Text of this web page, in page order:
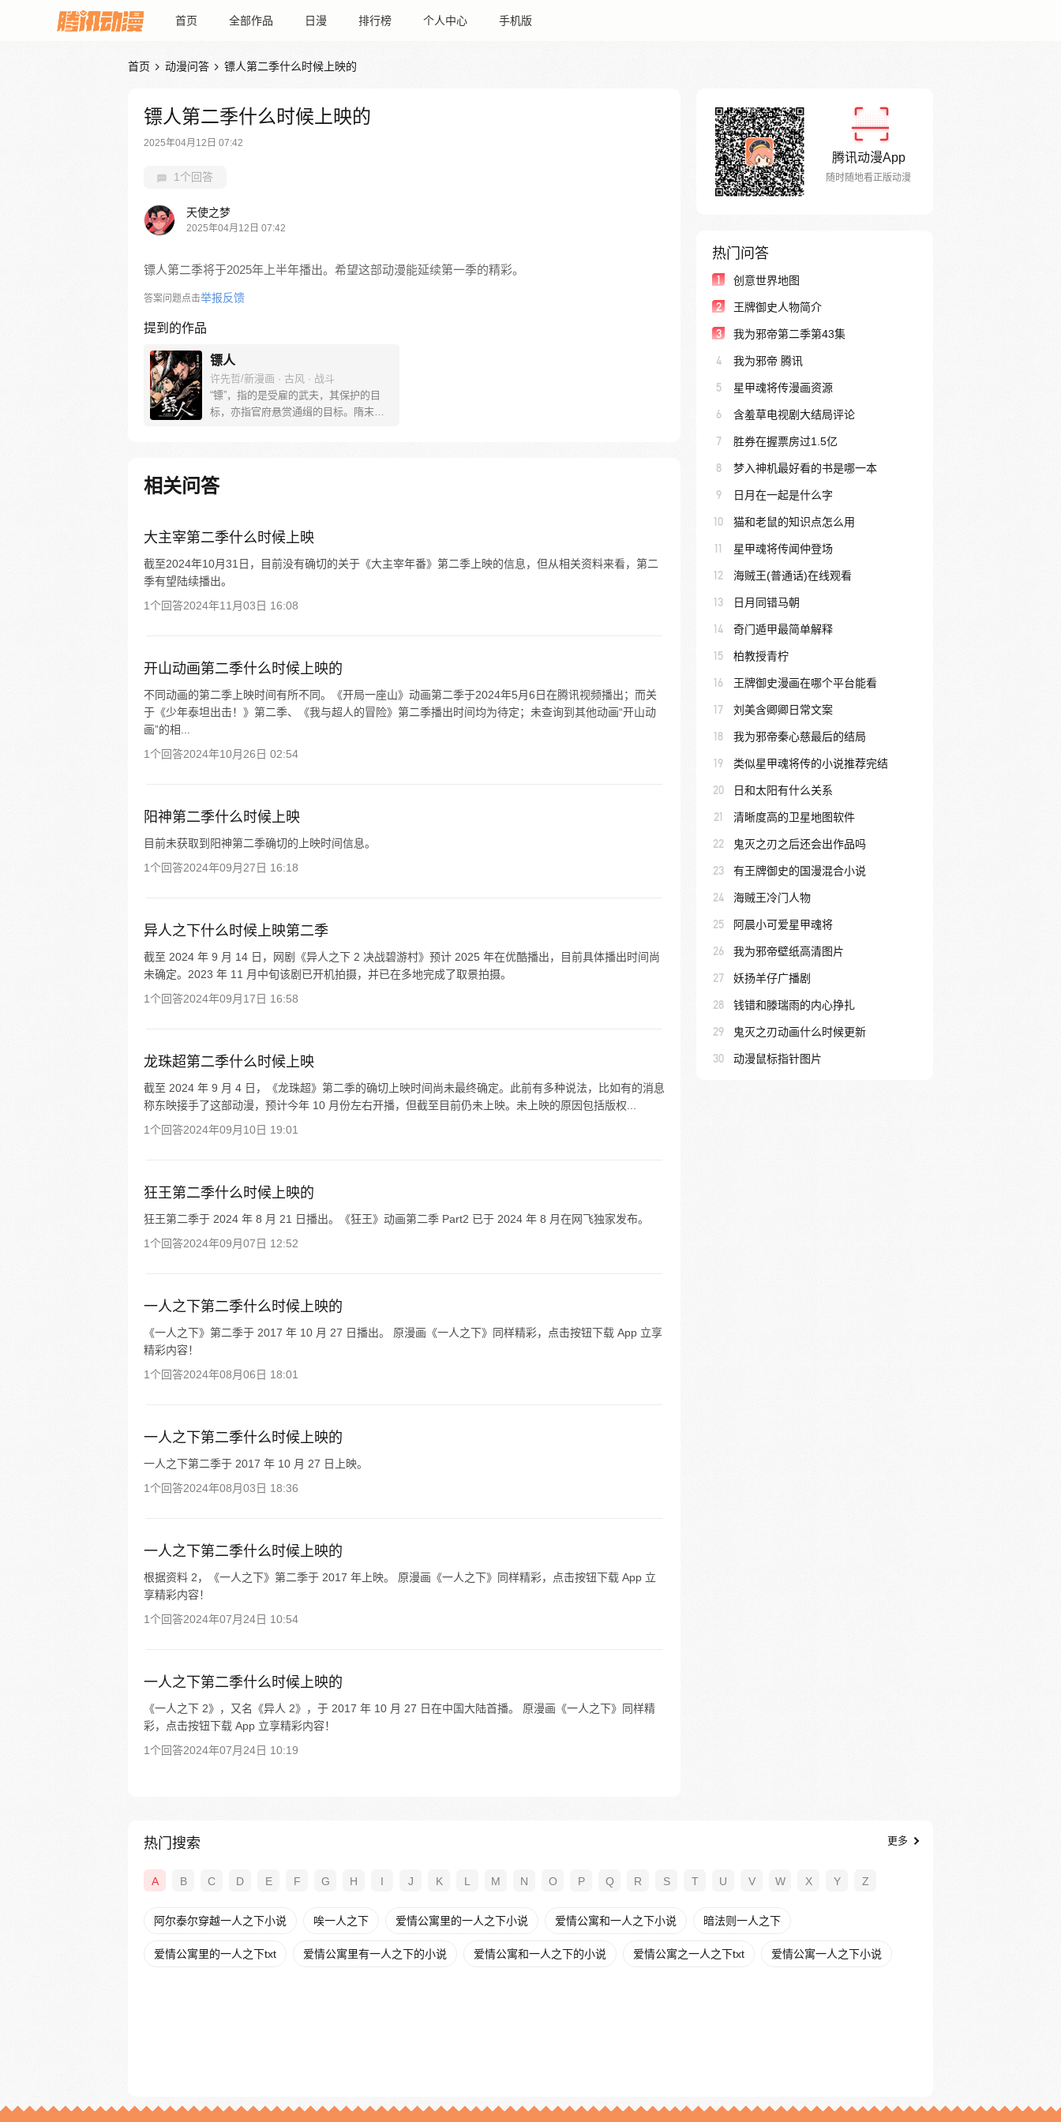
首页 全部作品 日漫 排行榜 个人中心 手机版
首页  动漫问答  镖人第二季什么时候上映的
镖人第二季什么时候上映的
2025年04月12日 07:42
1个回答
天使之梦
2025年04月12日 07:42
镖人第二季将于2025年上半年播出。希望这部动漫能延续第一季的精彩。
答案问题点击举报反馈
提到的作品
镖人
许先哲/新漫画 · 古风 · 战斗
“镖”，指的是受雇的武夫，其保护的目
标，亦指官府悬赏通缉的目标。隋末民
相关问答
大主宰第二季什么时候上映
截至2024年10月31日，目前没有确切的关于《大主宰年番》第二季上映的信息，但从相关资料来看，第二
季有望陆续播出。
1个回答2024年11月03日 16:08
开山动画第二季什么时候上映的
不同动画的第二季上映时间有所不同。《开局一座山》动画第二季于2024年5月6日在腾讯视频播出；而关
于《少年泰坦出击！》第二季、《我与超人的冒险》第二季播出时间均为待定；未查询到其他动画“开山动
画”的相...
1个回答2024年10月26日 02:54
阳神第二季什么时候上映
目前未获取到阳神第二季确切的上映时间信息。
1个回答2024年09月27日 16:18
异人之下什么时候上映第二季
截至 2024 年 9 月 14 日，网剧《异人之下 2 决战碧游村》预计 2025 年在优酷播出，目前具体播出时间尚
未确定。2023 年 11 月中旬该剧已开机拍摄，并已在多地完成了取景拍摄。
1个回答2024年09月17日 16:58
龙珠超第二季什么时候上映
截至 2024 年 9 月 4 日，《龙珠超》第二季的确切上映时间尚未最终确定。此前有多种说法，比如有的消息
称东映接手了这部动漫，预计今年 10 月份左右开播，但截至目前仍未上映。未上映的原因包括版权...
1个回答2024年09月10日 19:01
狂王第二季什么时候上映的
狂王第二季于 2024 年 8 月 21 日播出。《狂王》动画第二季 Part2 已于 2024 年 8 月在网飞独家发布。
1个回答2024年09月07日 12:52
一人之下第二季什么时候上映的
《一人之下》第二季于 2017 年 10 月 27 日播出。 原漫画《一人之下》同样精彩，点击按钮下载 App 立享
精彩内容！
1个回答2024年08月06日 18:01
一人之下第二季什么时候上映的
一人之下第二季于 2017 年 10 月 27 日上映。
1个回答2024年08月03日 18:36
一人之下第二季什么时候上映的
根据资料 2，《一人之下》第二季于 2017 年上映。 原漫画《一人之下》同样精彩，点击按钮下载 App 立
享精彩内容！
1个回答2024年07月24日 10:54
一人之下第二季什么时候上映的
《一人之下 2》，又名《异人 2》，于 2017 年 10 月 27 日在中国大陆首播。 原漫画《一人之下》同样精
彩，点击按钮下载 App 立享精彩内容！
1个回答2024年07月24日 10:19
腾讯动漫App
随时随地看正版动漫
热门问答
1 创意世界地图
2 王牌御史人物简介
3 我为邪帝第二季第43集
4 我为邪帝 腾讯
5 星甲魂将传漫画资源
6 含羞草电视剧大结局评论
7 胜券在握票房过1.5亿
8 梦入神机最好看的书是哪一本
9 日月在一起是什么字
10 猫和老鼠的知识点怎么用
11 星甲魂将传闻仲登场
12 海贼王(普通话)在线观看
13 日月同错马朝
14 奇门遁甲最简单解释
15 柏教授青柠
16 王牌御史漫画在哪个平台能看
17 刘美含卿卿日常文案
18 我为邪帝秦心慈最后的结局
19 类似星甲魂将传的小说推荐完结
20 日和太阳有什么关系
21 清晰度高的卫星地图软件
22 鬼灭之刃之后还会出作品吗
23 有王牌御史的国漫混合小说
24 海贼王冷门人物
25 阿晨小可爱星甲魂将
26 我为邪帝壁纸高清图片
27 妖扬羊仔广播剧
28 钱错和滕瑞雨的内心挣扎
29 鬼灭之刃动画什么时候更新
30 动漫鼠标指针图片
热门搜索 更多
A B C D E F G H I J K L M N O P Q R S T U V W X Y Z
阿尔泰尔穿越一人之下小说 唉一人之下 爱情公寓里的一人之下小说 爱情公寓和一人之下小说 暗法则一人之下
爱情公寓里的一人之下txt 爱情公寓里有一人之下的小说 爱情公寓和一人之下的小说 爱情公寓之一人之下txt 爱情公寓一人之下小说